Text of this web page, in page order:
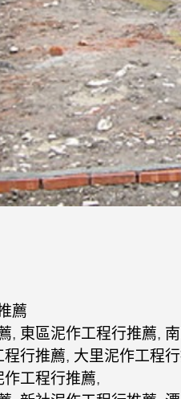
薦
, 東區泥作工程行推薦,
程行推薦, 大里泥作工程
作工程行推薦,